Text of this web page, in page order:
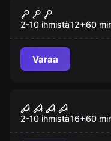
Mielenterveys
2-10 ihmistä12+60
Varaa
Nunna
2-10 ihmistä16+60